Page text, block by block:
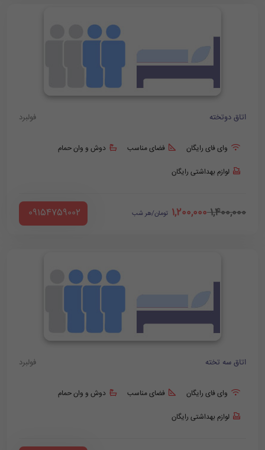
اتاق دوتخته فولبرد
وای فای رایگان فضای مناسب دوش و وان حمام
لوازم بهداشتی رایگان
1,400,000
1,200,000 تومان/هر شب ‪ 09154759002
اتاق سه تخته فولبرد
وای فای رایگان فضای مناسب دوش و وان حمام
لوازم بهداشتی رایگان